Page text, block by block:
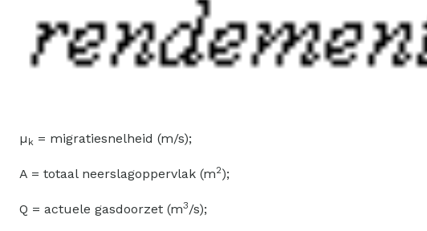
µ k = migratiesnelheid (m/s);
A = totaal neerslagoppervlak (m2);
Q = actuele gasdoorzet (m3/s);